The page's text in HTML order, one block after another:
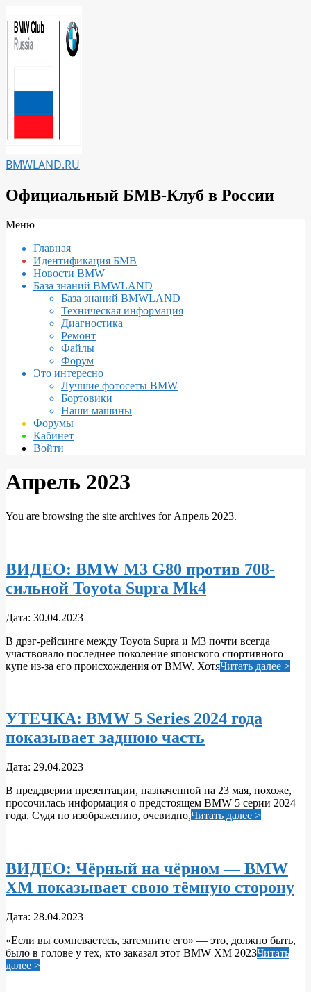
к
содержимому
BMWLAND.RU
Официальный БМВ-Клуб в России
Вторичное
навигации
Меню
Главная
Идентификация БМВ
Новости BMW
База знаний BMWLAND
База знаний BMWLAND
Техническая информация
Диагностика
Ремонт
Файлы
Форум
Это интересно
Лучшие фотосеты BMW
Бортовики
Наши машины
Форумы
Кабинет
Войти
Апрель 2023
You are browsing the site archives for Апрель 2023.
ВИДЕО: BMW M3 G80 против 708-
сильной Toyota Supra Mk4
2023-
30
Дата: 30.04.2023
В дрэг-рейсинге между Toyota Supra и M3 почти всегда
участвовало последнее поколение японского спортивного
купе из-за его происхождения от BMW. ХотяЧитать далее >
УТЕЧКА: BMW 5 Series 2024 года
показывает заднюю часть
2023-
29
Дата: 29.04.2023
В преддверии презентации, назначенной на 23 мая, похоже,
просочилась информация о предстоящем BMW 5 серии 2024
года. Судя по изображению, очевидно,Читать далее >
ВИДЕО: Чёрный на чёрном — BMW
XM показывает свою тёмную сторону
2023-
28
Дата: 28.04.2023
«Если вы сомневаетесь, затемните его» — это, должно быть,
было в голове у тех, кто заказал этот BMW XM 2023Читать
далее >